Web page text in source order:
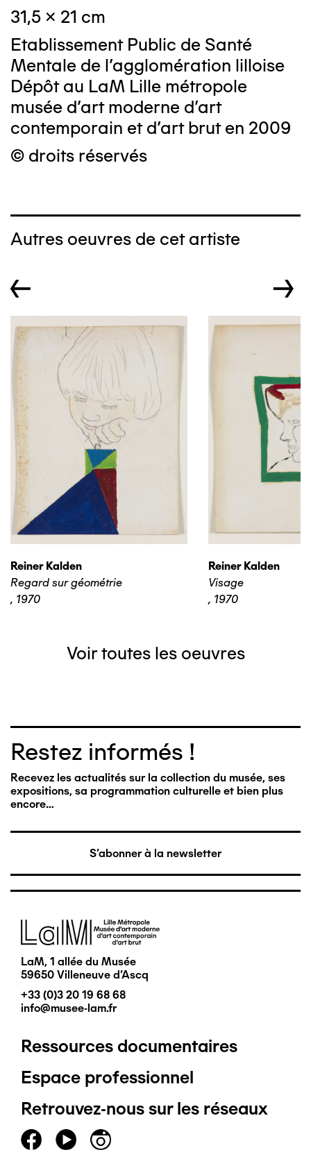
31,5 x 21 cm
Etablissement Public de Santé
Mentale de l'agglomération lilloise
Dépôt au LaM Lille métropole
musée d’art moderne d’art
contemporain et d’art brut en 2009
© droits réservés
Autres oeuvres de cet artiste
← →
Reiner Kalden
Regard sur géométrie
, 1970
Reiner Kalden
Visage
, 1970
Voir toutes les oeuvres
Restez informés !
Recevez les actualités sur la collection du musée, ses
expositions, sa programmation culturelle et bien plus
encore…
S'abonner à la newsletter
Image
LaM, 1 allée du Musée
59650 Villeneuve d'Ascq
+33 (0)3 20 19 68 68
info@musee-lam.fr
Pied
de
page
Ressources documentaires
Espace professionnel
Retrouvez-nous sur les réseaux